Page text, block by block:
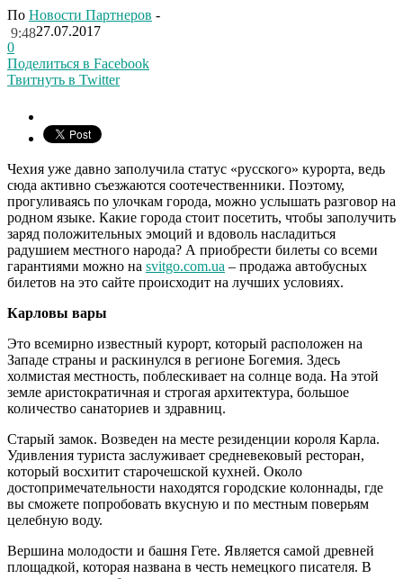
По Новости Партнеров -
27.07.2017
9:48
0
Поделиться в Facebook
Твитнуть в Twitter
Чехия уже давно заполучила статус «русского» курорта, ведь
сюда активно съезжаются соотечественники. Поэтому,
прогуливаясь по улочкам города, можно услышать разговор на
родном языке. Какие города стоит посетить, чтобы заполучить
заряд положительных эмоций и вдоволь насладиться
радушием местного народа? А приобрести билеты со всеми
гарантиями можно на svitgo.com.ua – продажа автобусных
билетов на это сайте происходит на лучших условиях.
Карловы вары
Это всемирно известный курорт, который расположен на
Западе страны и раскинулся в регионе Богемия. Здесь
холмистая местность, поблескивает на солнце вода. На этой
земле аристократичная и строгая архитектура, большое
количество санаториев и здравниц.
Старый замок. Возведен на месте резиденции короля Карла.
Удивления туриста заслуживает средневековый ресторан,
который восхитит старочешской кухней. Около
достопримечательности находятся городские колоннады, где
вы сможете попробовать вкусную и по местным поверьям
целебную воду.
Вершина молодости и башня Гете. Является самой древней
площадкой, которая названа в честь немецкого писателя. В